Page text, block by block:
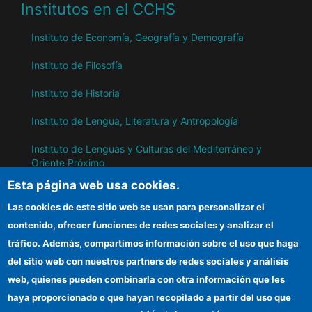
Institutos en el CCHS
Instituto de Economía, Geografía y Demografía
Instituto de Filosofía
Instituto de Historia
Instituto de Lengua, Literatura y Antropología
Instituto de Lenguas y Culturas del Mediterráneo y
Oriente Próximo
Instituto de Políticas y Bienes Públicos
IH
Sede electrónica CSIC
Información para proveedores
Esta página web usa cookies.
Las cookies de este sitio web se usan para personalizar el
contenido, ofrecer funciones de redes sociales y analizar el
tráfico. Además, compartimos información sobre el uso que haga
del sitio web con nuestros partners de redes sociales y análisis
web, quienes pueden combinarla con otra información que les
haya proporcionado o que hayan recopilado a partir del uso que